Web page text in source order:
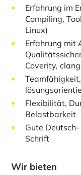
Erfahrung im
Compiling,
Linux)
Erfahrung mit
Coverity,
Flexibilität,
Belastbarkeit
Gute
Schrift
Wir bieten